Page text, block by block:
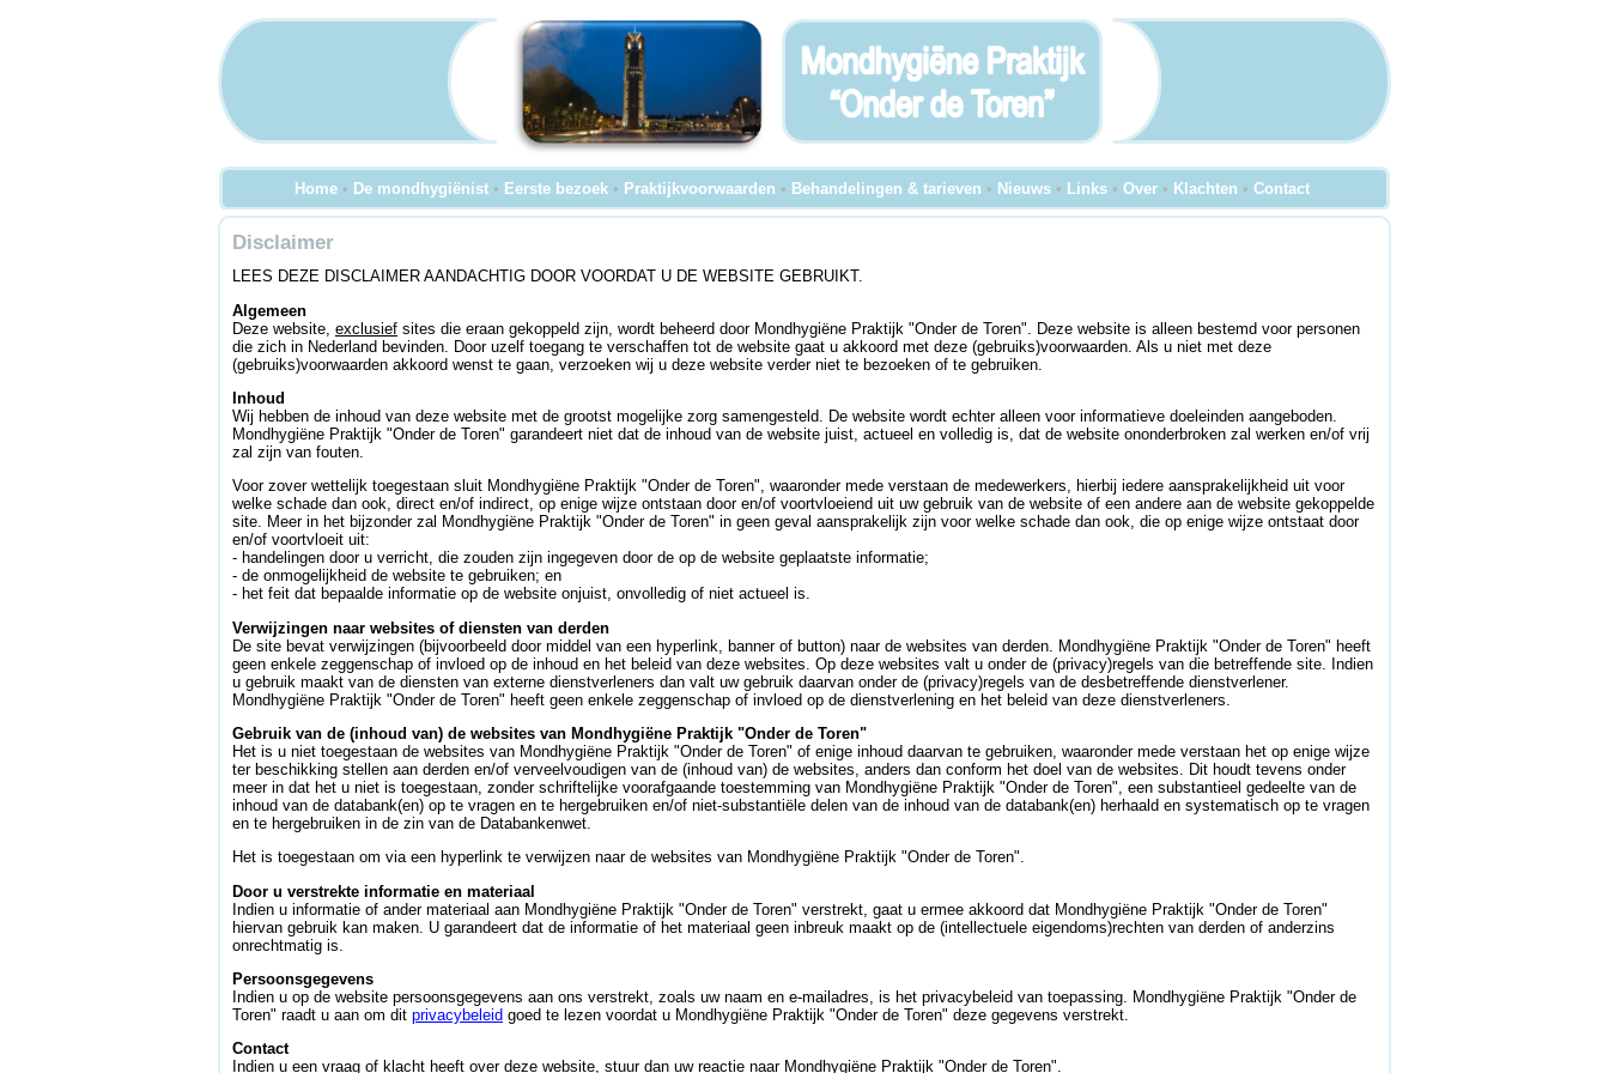
Home • De mondhygiënist • Eerste bezoek • Praktijkvoorwaarden • Behandelingen & tarieven • Nieuws • Links • Over • Klachten • Contact
Disclaimer
LEES DEZE DISCLAIMER AANDACHTIG DOOR VOORDAT U DE WEBSITE GEBRUIKT.
Algemeen
Deze website, exclusief sites die eraan gekoppeld zijn, wordt beheerd door Mondhygiëne Praktijk "Onder de Toren". Deze website is alleen bestemd voor personen
die zich in Nederland bevinden. Door uzelf toegang te verschaffen tot de website gaat u akkoord met deze (gebruiks)voorwaarden. Als u niet met deze
(gebruiks)voorwaarden akkoord wenst te gaan, verzoeken wij u deze website verder niet te bezoeken of te gebruiken.
Inhoud
Wij hebben de inhoud van deze website met de grootst mogelijke zorg samengesteld. De website wordt echter alleen voor informatieve doeleinden aangeboden.
Mondhygiëne Praktijk "Onder de Toren" garandeert niet dat de inhoud van de website juist, actueel en volledig is, dat de website ononderbroken zal werken en/of vrij
zal zijn van fouten.
Voor zover wettelijk toegestaan sluit Mondhygiëne Praktijk "Onder de Toren", waaronder mede verstaan de medewerkers, hierbij iedere aansprakelijkheid uit voor
welke schade dan ook, direct en/of indirect, op enige wijze ontstaan door en/of voortvloeiend uit uw gebruik van de website of een andere aan de website gekoppelde
site. Meer in het bijzonder zal Mondhygiëne Praktijk "Onder de Toren" in geen geval aansprakelijk zijn voor welke schade dan ook, die op enige wijze ontstaat door
en/of voortvloeit uit:
- handelingen door u verricht, die zouden zijn ingegeven door de op de website geplaatste informatie;
- de onmogelijkheid de website te gebruiken; en
- het feit dat bepaalde informatie op de website onjuist, onvolledig of niet actueel is.
Verwijzingen naar websites of diensten van derden
De site bevat verwijzingen (bijvoorbeeld door middel van een hyperlink, banner of button) naar de websites van derden. Mondhygiëne Praktijk "Onder de Toren" heeft
geen enkele zeggenschap of invloed op de inhoud en het beleid van deze websites. Op deze websites valt u onder de (privacy)regels van die betreffende site. Indien
u gebruik maakt van de diensten van externe dienstverleners dan valt uw gebruik daarvan onder de (privacy)regels van de desbetreffende dienstverlener.
Mondhygiëne Praktijk "Onder de Toren" heeft geen enkele zeggenschap of invloed op de dienstverlening en het beleid van deze dienstverleners.
Gebruik van de (inhoud van) de websites van Mondhygiëne Praktijk "Onder de Toren"
Het is u niet toegestaan de websites van Mondhygiëne Praktijk "Onder de Toren" of enige inhoud daarvan te gebruiken, waaronder mede verstaan het op enige wijze
ter beschikking stellen aan derden en/of verveelvoudigen van de (inhoud van) de websites, anders dan conform het doel van de websites. Dit houdt tevens onder
meer in dat het u niet is toegestaan, zonder schriftelijke voorafgaande toestemming van Mondhygiëne Praktijk "Onder de Toren", een substantieel gedeelte van de
inhoud van de databank(en) op te vragen en te hergebruiken en/of niet-substantiële delen van de inhoud van de databank(en) herhaald en systematisch op te vragen
en te hergebruiken in de zin van de Databankenwet.
Het is toegestaan om via een hyperlink te verwijzen naar de websites van Mondhygiëne Praktijk "Onder de Toren".
Door u verstrekte informatie en materiaal
Indien u informatie of ander materiaal aan Mondhygiëne Praktijk "Onder de Toren" verstrekt, gaat u ermee akkoord dat Mondhygiëne Praktijk "Onder de Toren"
hiervan gebruik kan maken. U garandeert dat de informatie of het materiaal geen inbreuk maakt op de (intellectuele eigendoms)rechten van derden of anderzins
onrechtmatig is.
Persoonsgegevens
Indien u op de website persoonsgegevens aan ons verstrekt, zoals uw naam en e-mailadres, is het privacybeleid van toepassing. Mondhygiëne Praktijk "Onder de
Toren" raadt u aan om dit privacybeleid goed te lezen voordat u Mondhygiëne Praktijk "Onder de Toren" deze gegevens verstrekt.
Contact
Indien u een vraag of klacht heeft over deze website, stuur dan uw reactie naar Mondhygiëne Praktijk "Onder de Toren".